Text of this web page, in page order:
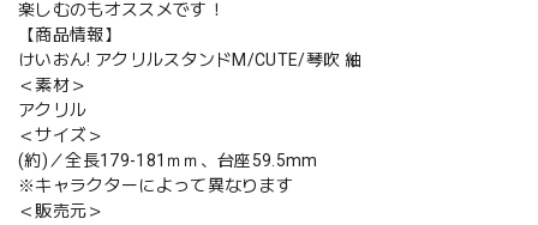
楽しむのもオススメです！
【商品情報】
けいおん! アクリルスタンドM/CUTE/琴吹 紬
＜素材＞
アクリル
＜サイズ＞
(約)／全長179-181ｍｍ、台座59.5mm
※キャラクターによって異なります
＜販売元＞